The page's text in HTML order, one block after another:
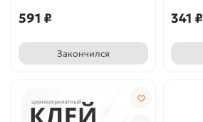
591 ₽
Закончился
341 ₽